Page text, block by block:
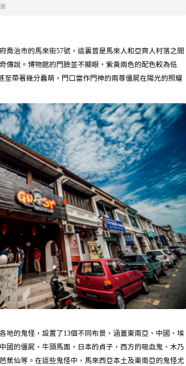
喬治市的馬來街57號，這裏曾是馬來人和亞齊人村落之間
傳說。博物館的門臉並不顯眼，紫黃兩色的配色較為低
至帶著幾分蠢萌，門口當作門神的兩尊僵屍在陽光的照耀
地的鬼怪，設置了13個不同布景，涵蓋東南亞、中國、埃
國的僵屍、牛頭馬面，日本的貞子，西方的吸血鬼、木乃
蕉仙等。在這些鬼怪中，馬來西亞本土及東南亞的鬼怪尤